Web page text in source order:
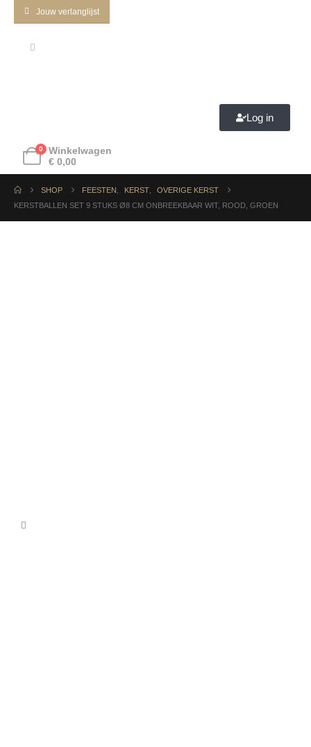
Jouw verlanglijst
Log in
0
Winkelwagen
€ 0,00
SHOP FEESTEN KERST
OVERIGE KERST
KERSTBALLEN SET 9 STUKS Ø8 CM ONBREEKBAAR WIT, ROOD, GROEN